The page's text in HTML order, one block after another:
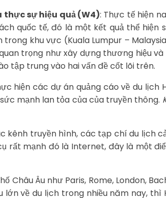
thực sựhiệu quả (W4): Thực tế hiện
quốc tế, đó là một kết quả thể
khu vực (Kuala Lumpur –
trọng như xây dựng thương hiệu
tập trung vào hai vấn đề cốt lõi trên.
hiện các dự án quảng cáo về du lịch
mạnh lan tỏa của của truyền thông.
kênh truyền hình, các tạp chí du lịch
rất mạnh đó là Internet, đây là một
Châu Âu như Paris, Rome, London,
lớn về du lịch trong nhiều năm nay,